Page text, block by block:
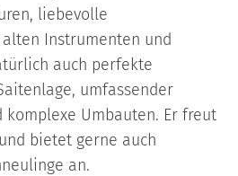
liebevolle
Instrumenten und
auch perfekte
umfassender
komplexe Umbauten. Er freut
bietet gerne auch
an.